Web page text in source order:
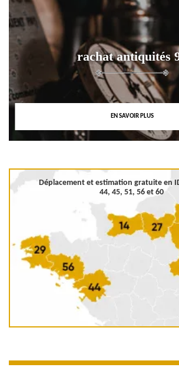
rachat antiquités
EN SAVOIR PLUS
Déplacement et estimation gratuite en
44, 45, 51, 56 et 60